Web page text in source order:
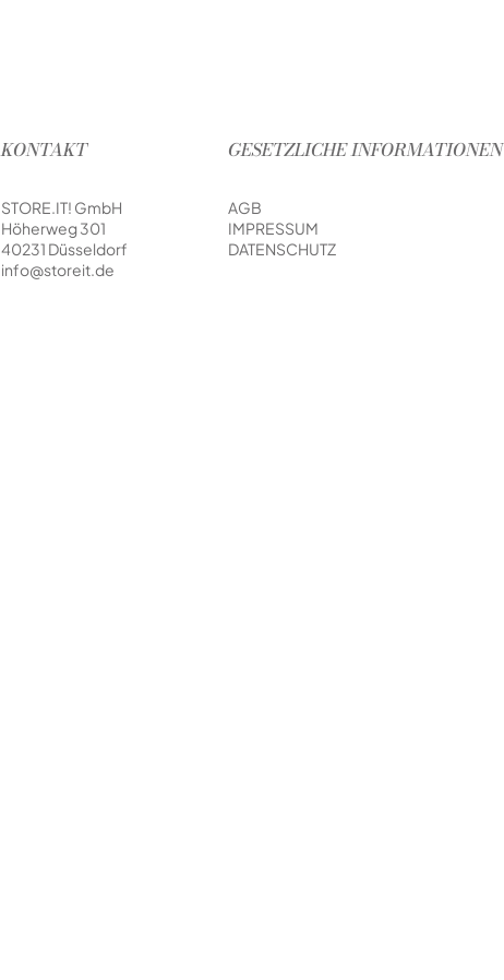
KONTAKT GESETZLICHE INFORMATIONEN
STORE.IT! GmbH
Höherweg 301
40231 Düsseldorf
info@storeit.de
AGB
IMPRESSUM
DATENSCHUTZ